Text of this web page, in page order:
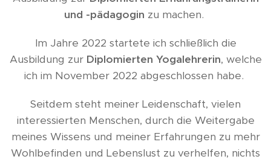
und -pädagogin zu machen.
Im Jahre 2022 startete ich schließlich die
Ausbildung zur Diplomierten Yogalehrerin, welche
ich im November 2022 abgeschlossen habe.
Seitdem steht meiner Leidenschaft, vielen
interessierten Menschen, durch die Weitergabe
meines Wissens und meiner Erfahrungen zu mehr
Wohlbefinden und Lebenslust zu verhelfen, nichts